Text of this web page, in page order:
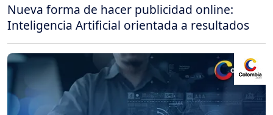
Nueva forma de hacer publicidad online:
Inteligencia Artificial orientada a resultados